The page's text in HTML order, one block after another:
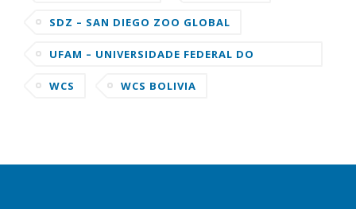
SDZ – SAN DIEGO ZOO GLOBAL
UFAM – UNIVERSIDADE FEDERAL DO
WCS
WCS BOLIVIA